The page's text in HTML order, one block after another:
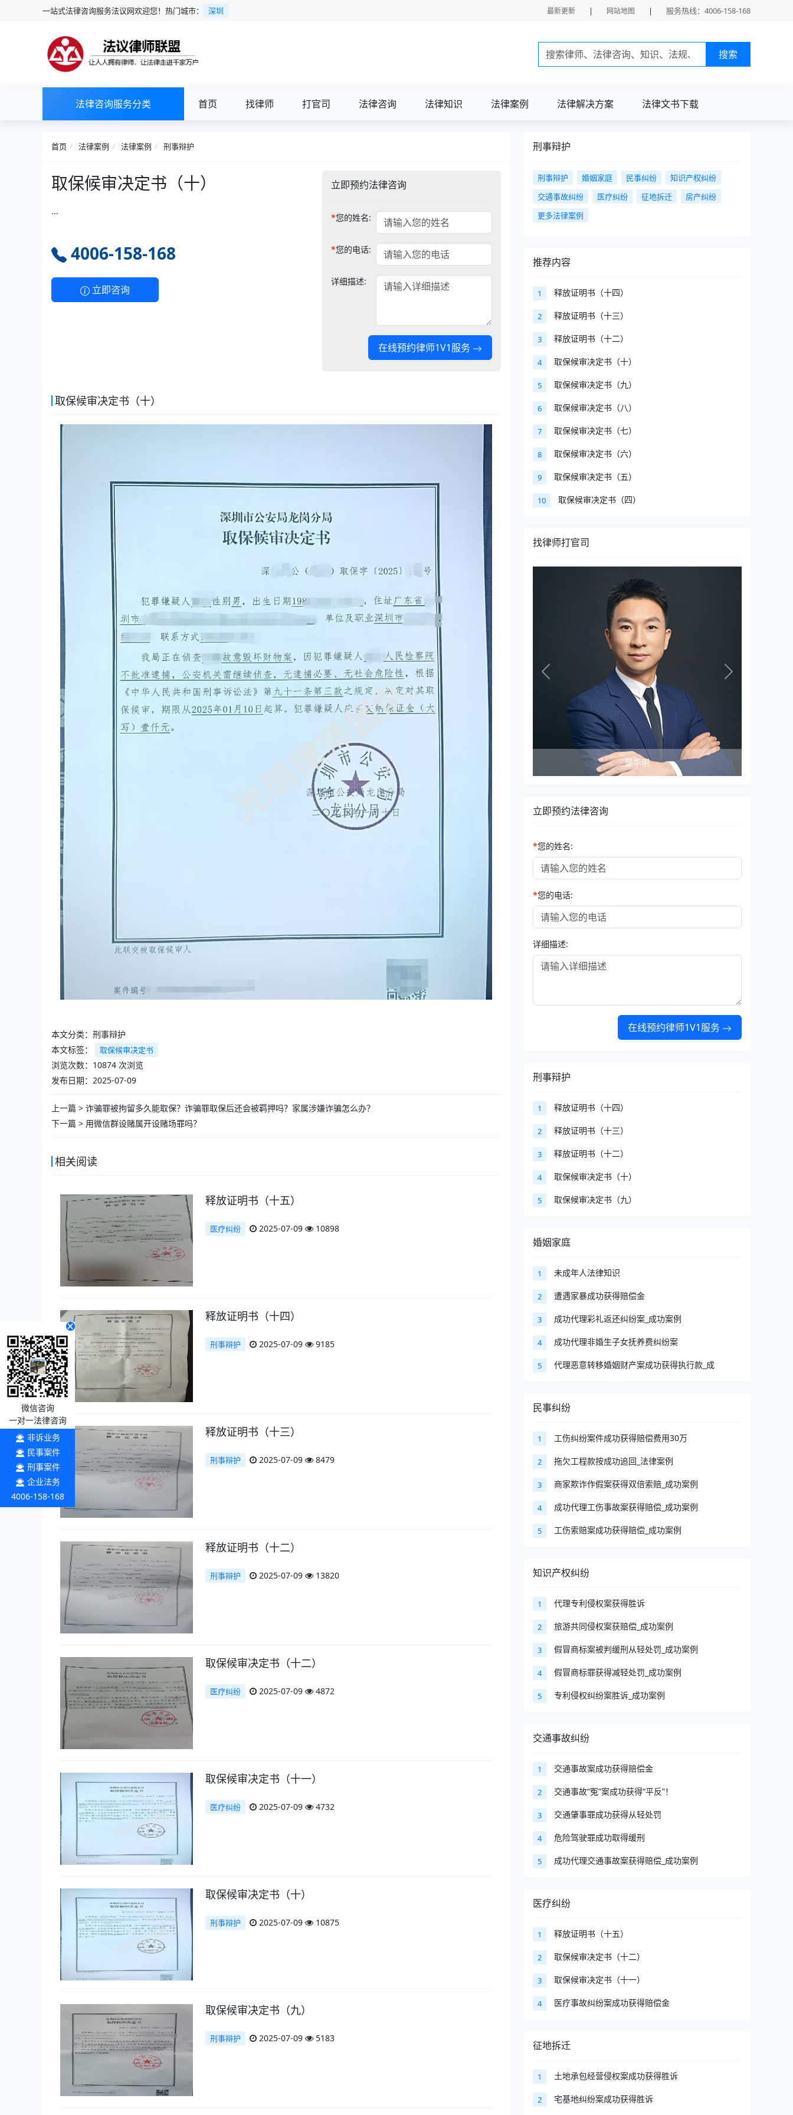
一站式法律咨询服务法议网欢迎您！热门城市： 深圳 最新更新 | 网站地图 | 服务热线：4006-158-168
搜索
法律咨询服务分类 首页 找律师 打官司 法律咨询 法律知识 法律案例 法律解决方案 法律文书下载
首页 法律案例 法律案例 刑事辩护
取保候审决定书（十）
...
4006-158-168
立即咨询
立即预约法律咨询
*您的姓名:
*您的电话:
详细描述:
在线预约律师1V1服务
取保候审决定书（十）
本文分类： 刑事辩护
本文标签：
取保候审决定书
浏览次数： 10874 次浏览
发布日期：2025-07-09
上一篇 > 诈骗罪被拘留多久能取保？诈骗罪取保后还会被羁押吗？家属涉嫌诈骗怎么办？
下一篇 > 用微信群设赌属开设赌场罪吗？
相关阅读
释放证明书（十五）
医疗纠纷 2025-07-09 10898
释放证明书（十四）
刑事辩护 2025-07-09 9185
释放证明书（十三）
刑事辩护 2025-07-09 8479
释放证明书（十二）
刑事辩护 2025-07-09 13820
取保候审决定书（十二）
医疗纠纷 2025-07-09 4872
取保候审决定书（十一）
医疗纠纷 2025-07-09 4732
取保候审决定书（十）
刑事辩护 2025-07-09 10875
取保候审决定书（九）
刑事辩护 2025-07-09 5183
刑事辩护
刑事辩护 婚姻家庭 民事纠纷
知识产权纠纷
交通事故纠纷
医疗纠纷 征地拆迁
房产纠纷
更多法律案例
推荐内容
1 释放证明书（十四）
2 释放证明书（十三）
3 释放证明书（十二）
4 取保候审决定书（十）
5 取保候审决定书（九）
6 取保候审决定书（八）
7 取保候审决定书（七）
8 取保候审决定书（六）
9 取保候审决定书（五）
10 取保候审决定书（四）
找律师打官司
张晨光
Previous Next
立即预约法律咨询
*您的姓名:
*您的电话:
详细描述:
在线预约律师1V1服务
刑事辩护
1 释放证明书（十四）
2 释放证明书（十三）
3 释放证明书（十二）
4 取保候审决定书（十）
5 取保候审决定书（九）
婚姻家庭
1 未成年人法律知识
2 遭遇家暴成功获得赔偿金
3 成功代理彩礼返还纠纷案_成功案例
4 成功代理非婚生子女抚养费纠纷案
5 代理恶意转移婚姻财产案成功获得执行款_成
民事纠纷
1 工伤纠纷案件成功获得赔偿费用30万
2 拖欠工程款按成功追回_法律案例
3 商家欺诈作假案获得双倍索赔_成功案例
4 成功代理工伤事故案获得赔偿_成功案例
5 工伤索赔案成功获得赔偿_成功案例
知识产权纠纷
1 代理专利侵权案获得胜诉
2 旅游共同侵权案获赔偿_成功案例
3 假冒商标案被判缓刑从轻处罚_成功案例
4 假冒商标罪获得减轻处罚_成功案例
5 专利侵权纠纷案胜诉_成功案例
交通事故纠纷
1 交通事故案成功获得赔偿金
2 交通事故“冤”案成功获得“平反”！
3 交通肇事罪成功获得从轻处罚
4 危险驾驶罪成功取得缓刑
5 成功代理交通事故案获得赔偿_成功案例
医疗纠纷
1 释放证明书（十五）
2 取保候审决定书（十二）
3 取保候审决定书（十一）
4 医疗事故纠纷案成功获得赔偿金
征地拆迁
1 土地承包经营侵权案成功获得胜诉
2 宅基地纠纷案成功获得胜诉
微信咨询
一对一法律咨询
非诉业务
民事案件
刑事案件
企业法务
4006-158-168